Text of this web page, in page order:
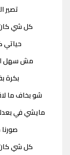
تصير
كل شي
حياتي
مش سهل
بكرة
شو بخاف ما
مايشي في
كل شي